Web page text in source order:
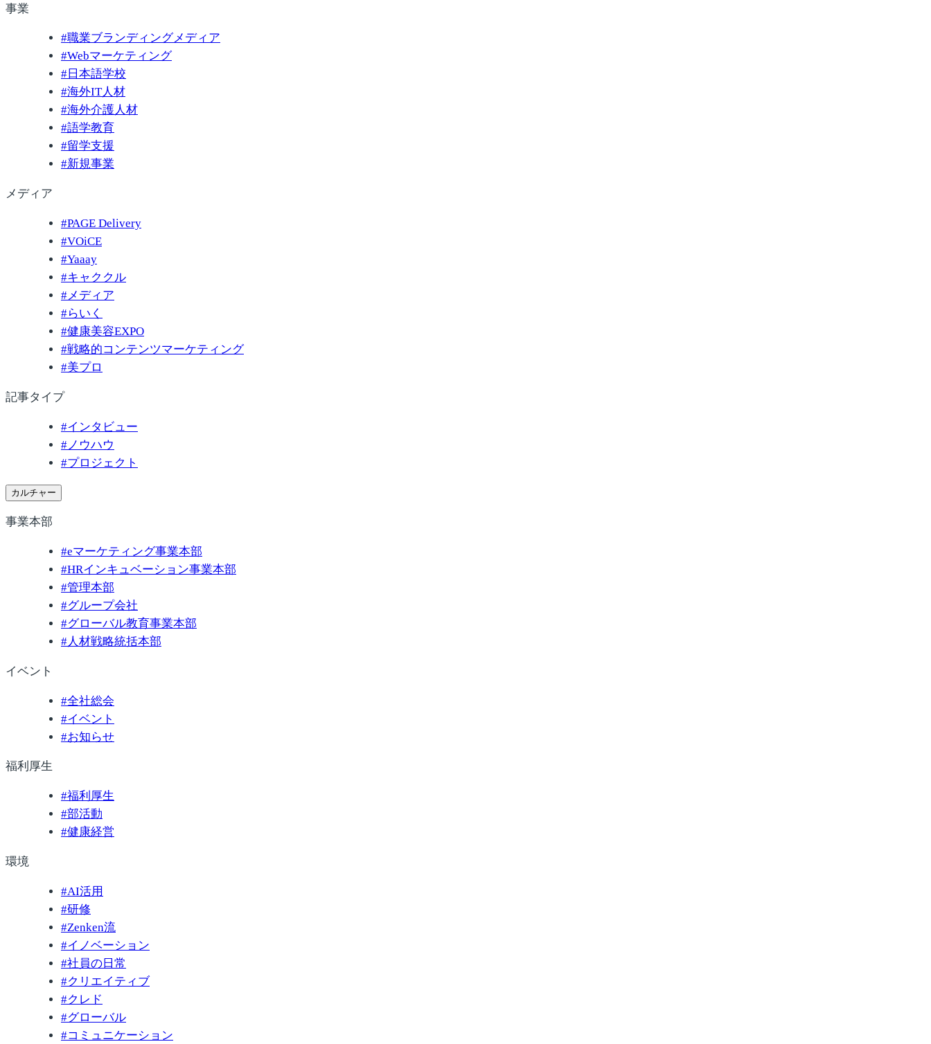
事業
#職業ブランディングメディア
#Webマーケティング
# 日本語学校
#海外IT人材
#海外介護人材
#語学教育
#留学支援
#新規事業
メディア
#PAGE Delivery
#VOiCE
#Yaaay
#キャククル
#メディア
#らいく
#健康美容EXPO
#戦略的コンテンツマーケティング
#美プロ
記事タイプ
#インタビュー
# ノウハウ
#プロジェクト
カルチャー
事業本部
#eマーケティング事業本部
#HRインキュベーション事業本部
#管理本部
#グループ会社
#グローバル教育事業本部
#人材戦略統括本部
イベント
#全社総会
#イベント
#お知らせ
福利厚生
#福利厚生
#部活動
#健康経営
環境
#AI活用
#研修
#Zenken流
#イノベーション
#社員の日常
#クリエイティブ
#クレド
#グローバル
#コミュニケーション